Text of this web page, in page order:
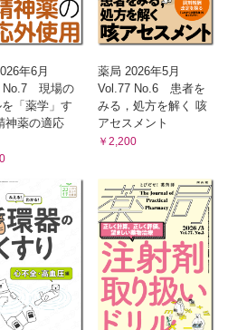
年6月
No.7 現場の
を「薬学」す
神薬の適応
薬局 2026年5月
Vol.77 No.6 患者を
みる，処方を解く 咳
アセスメント
￥2,200